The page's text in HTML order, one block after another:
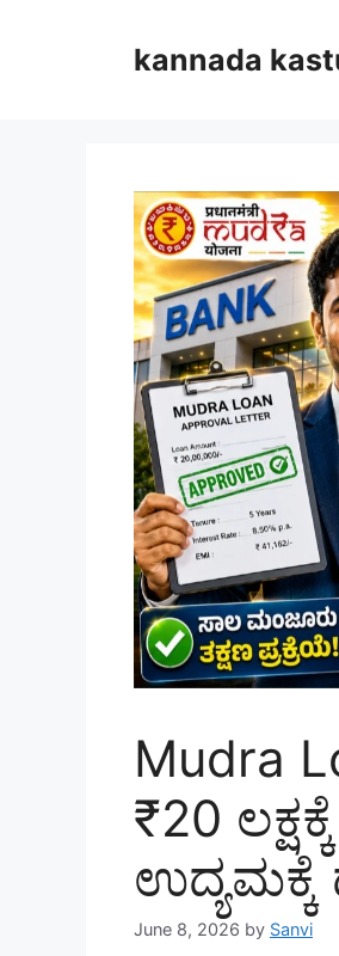
kannada
Mudra
₹20
ಉದ್ಯಮಕ್ಕೆ
June 8, 2026 by Sanvi